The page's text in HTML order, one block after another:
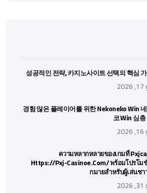
성공적인 전략, 카지노사이트 선택의 핵심
경험 많은 플레이어를 위한 Nekoneko Win
코 Win 심
ความหลากหลายของเกมที่
Https://pxj-Casinoe.com/ พร้อมโปรโม
กมายสำหรับผู้เล่นช